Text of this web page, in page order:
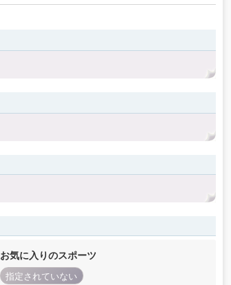
お気に入りのスポーツ
指定されていない